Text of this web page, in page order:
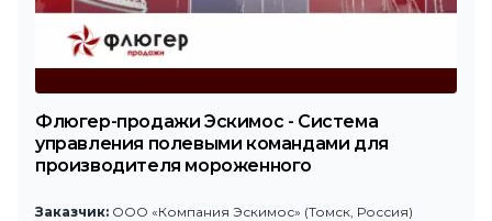
Флюгер-продажи Эскимос - Система
управления полевыми командами для
производителя мороженного
Заказчик: ООО «Компания Эскимос» (Томск, Россия)